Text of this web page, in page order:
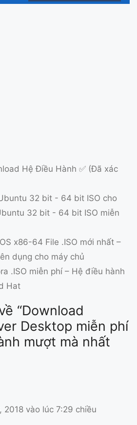
Hệ Điều Hành ✅ (Đã xác
32 bit - 64 bit ISO cho
32 bit - 64 bit ISO miễn
x86-64 File .ISO mới nhất –
dụng cho máy chủ
.ISO miễn phí – Hệ điều hành
Hat
“Download
Desktop miễn phí
mượt mà nhất
2018 vào lúc 7:29 chiều